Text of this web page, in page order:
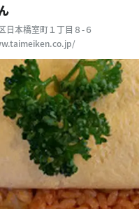
日本橋室町１丁目８-６